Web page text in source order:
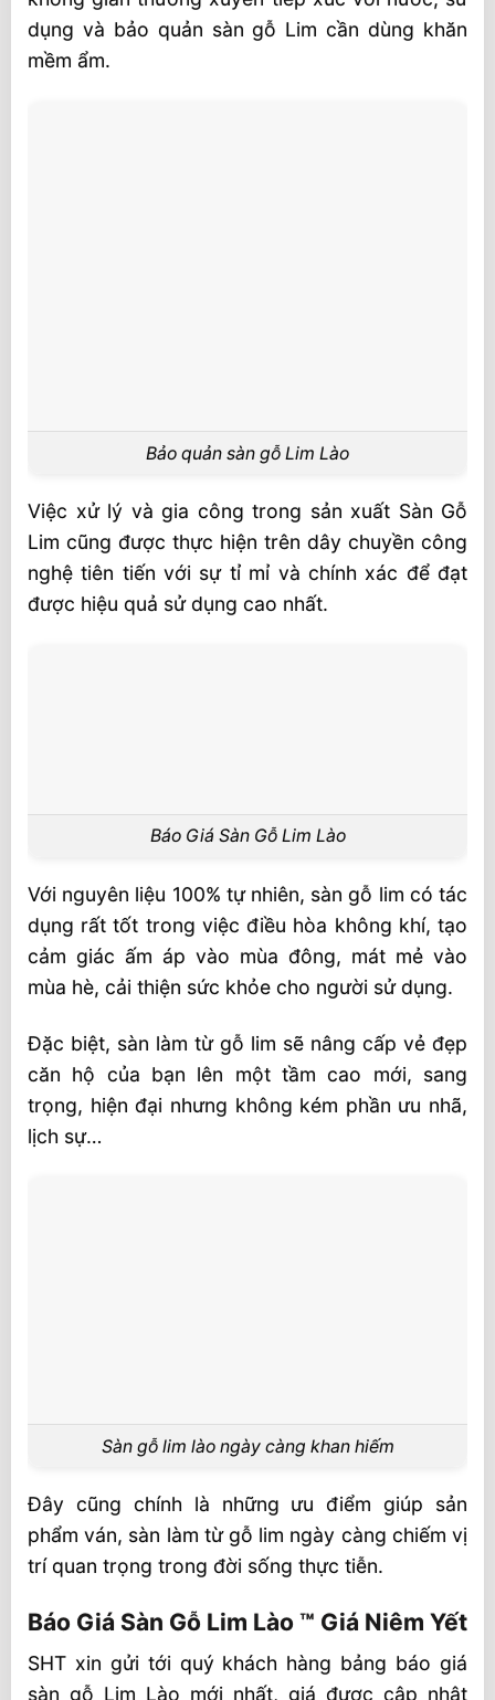
dụng và bảo quản sàn gỗ Lim cần dùng khăn
mềm ẩm.
Bảo quản sàn gỗ Lim Lào
Việc xử lý và gia công trong sản xuất Sàn Gỗ
Lim cũng được thực hiện trên dây chuyền công
nghệ tiên tiến với sự tỉ mỉ và chính xác để đạt
được hiệu quả sử dụng cao nhất.
Báo Giá Sàn Gỗ Lim Lào
Với nguyên liệu 100% tự nhiên, sàn gỗ lim có tác
dụng rất tốt trong việc điều hòa không khí, tạo
cảm giác ấm áp vào mùa đông, mát mẻ vào
mùa hè, cải thiện sức khỏe cho người sử dụng.
Đặc biệt, sàn làm từ gỗ lim sẽ nâng cấp vẻ đẹp
căn hộ của bạn lên một tầm cao mới, sang
trọng, hiện đại nhưng không kém phần ưu nhã,
lịch sự…
Sàn gỗ lim lào ngày càng khan hiếm
Đây cũng chính là những ưu điểm giúp sản
phẩm ván, sàn làm từ gỗ lim ngày càng chiếm vị
trí quan trọng trong đời sống thực tiễn.
Báo Giá Sàn Gỗ Lim Lào ™ Giá Niêm Yết
SHT xin gửi tới quý khách hàng bảng báo giá
sàn gỗ Lim Lào mới nhất, giá được cập nhật